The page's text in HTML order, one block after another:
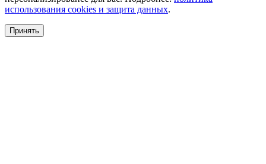
использования cookies и защита данных.
Принять